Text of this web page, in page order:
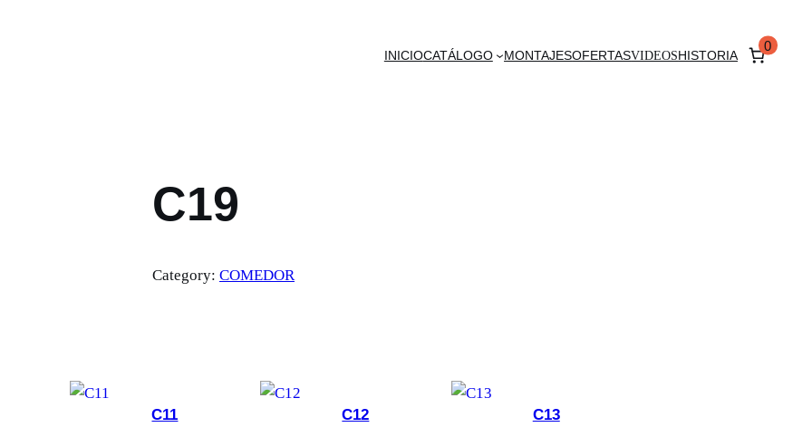
INICIOCATÁLOGO MONTAJESOFERTASVIDEOSHISTORIA
0
C19
Category: COMEDOR
C11 C12 C13